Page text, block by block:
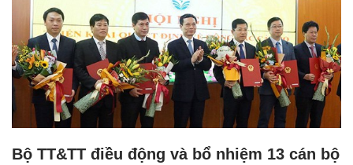
Bộ TT&TT điều động và bổ nhiệm 13 cán bộ